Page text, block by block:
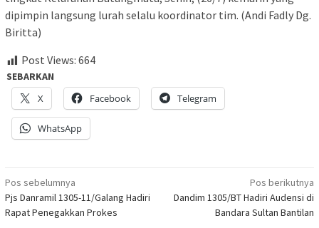
dipimpin langsung lurah selalu koordinator tim. (Andi Fadly Dg.
Biritta)
Post Views: 664
SEBARKAN
X
Facebook Telegram
WhatsApp
Navigasi
pos
Pos sebelumnya
Pjs Danramil 1305-11/Galang Hadiri
Rapat Penegakkan Prokes
Pos berikutnya
Dandim 1305/BT Hadiri Audensi di
Bandara Sultan Bantilan